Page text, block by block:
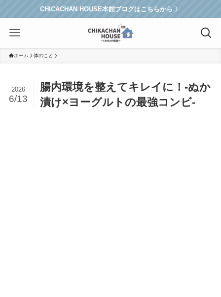
CHICACHAN HOUSE本館ブログはこちらから 〉
ホーム 体のこと
腸内環境を整えてキレイに！-ぬか
漬け×ヨーグルトの最強コンビ-
2026
6/13